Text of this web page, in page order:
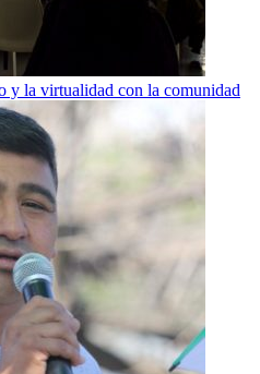
y la virtualidad con la comunidad